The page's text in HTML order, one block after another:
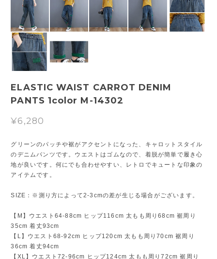
ELASTIC WAIST CARROT DENIM
PANTS 1color M-14302
¥6,280
グリーンのパッチや裾がアクセントになった、キャロットスタイル
のデニムパンツです。ウエストはゴムなので、着脱が簡単で履き心
地が良いです。何にでも合わせやすい、レトロでキュートな印象の
アイテムです。
SIZE：※測り方によって2-3cmの差が生じる場合がございます。
【M】ウエスト64-88cm ヒップ116cm 太もも周り68cm 裾周り
35cm 着丈93cm
【L】ウエスト68-92cm ヒップ120cm 太もも周り70cm 裾周り
36cm 着丈94cm
【XL】ウエスト72-96cm ヒップ124cm 太もも周り72cm 裾周り